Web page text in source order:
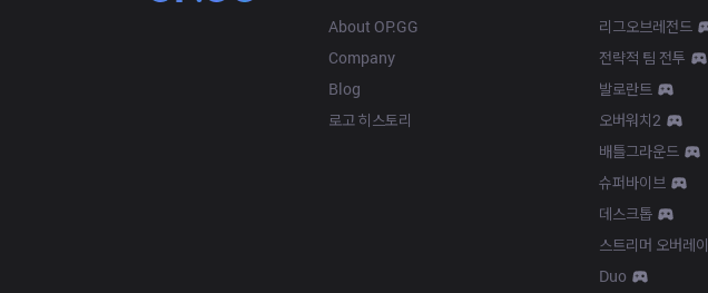
About OP.GG
Company
Blog
로고 히스토리
리그오브레전드
전략적 팀 전투
발로란트
오버워치2
배틀그라운드
슈퍼바이브
데스크톱
스트리머 오버레이
Duo